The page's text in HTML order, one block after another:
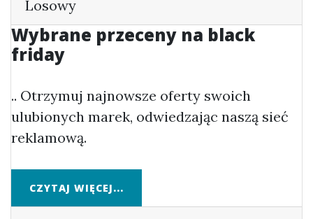
Losowy
Wybrane przeceny na black
friday
.. Otrzymuj najnowsze oferty swoich
ulubionych marek, odwiedzając naszą sieć
reklamową.
CZYTAJ WIĘCEJ...